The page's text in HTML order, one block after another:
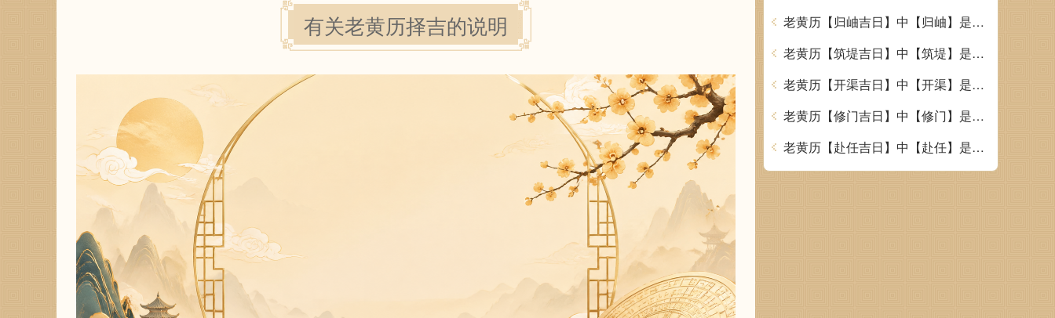
有关老黄历择吉的说明
老黄历【归岫吉日】中【归岫】是什么意思
老黄历【筑堤吉日】中【筑堤】是什么意思
老黄历【开渠吉日】中【开渠】是什么意思
老黄历【修门吉日】中【修门】是什么意思
老黄历【赴任吉日】中【赴任】是什么意思